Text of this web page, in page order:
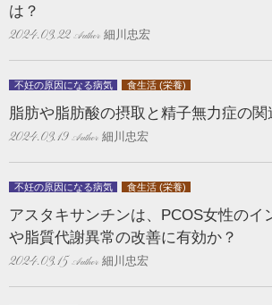
は？
2024.03.22 細川忠宏
不妊の原因になる病気 食生活 (栄養)
脂肪や脂肪酸の摂取と精子無力症の関
2024.03.19 細川忠宏
不妊の原因になる病気 食生活 (栄養)
アスタキサンチンは、PCOS女性のイ
や脂質代謝異常の改善に有効か？
2024.03.15 細川忠宏